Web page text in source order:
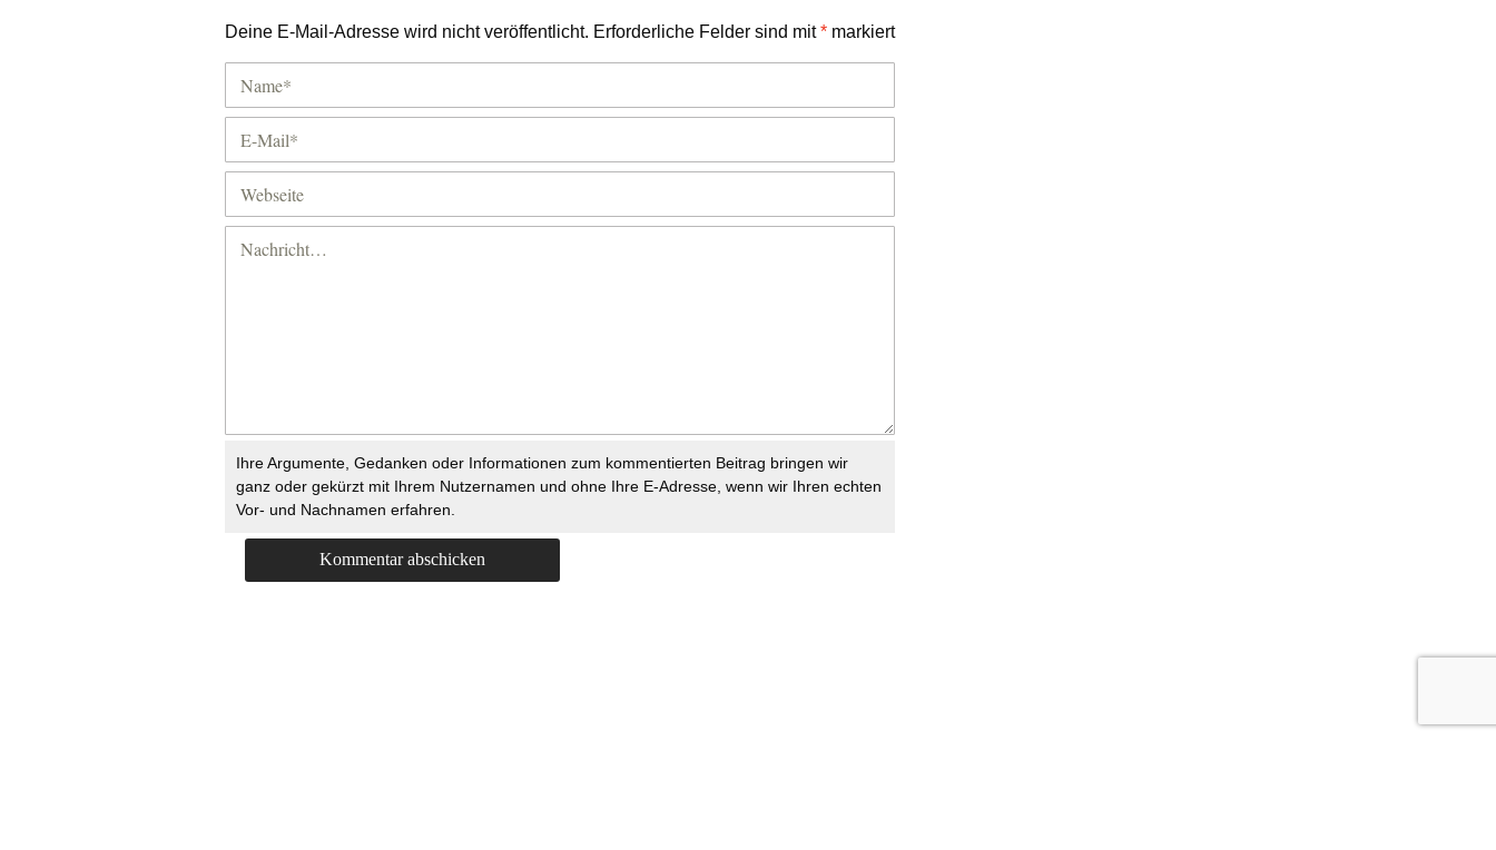
Deine E-Mail-Adresse wird nicht veröffentlicht. Erforderliche Felder sind mit* markiert
Ihre Argumente, Gedanken oder Informationen zum kommentierten Beitrag bringen wir
ganz oder gekürzt mit Ihrem Nutzernamen und ohne Ihre E-Adresse, wenn wir Ihren echten
Vor- und Nachnamen erfahren.